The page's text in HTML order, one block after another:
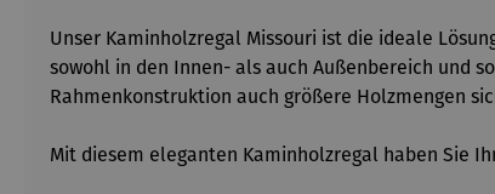
Unser Kaminholzregal Missouri ist die ideale
sowohl in den Innen- als auch Außenbereich und
Rahmenkonstruktion auch größere Holzmengen
Mit diesem eleganten Kaminholzregal haben Sie